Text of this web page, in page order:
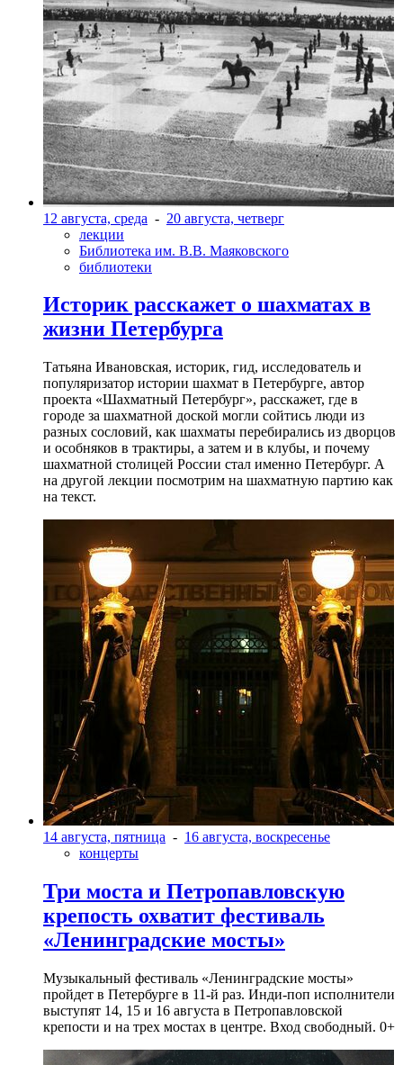
12 августа, среда - 20 августа, четверг
лекции
Библиотека им. В.В. Маяковского
библиотеки
Историк расскажет о шахматах в
жизни Петербурга
Татьяна Ивановская, историк, гид, исследователь и
популяризатор истории шахмат в Петербурге, автор
проекта «Шахматный Петербург», расскажет, где в
городе за шахматной доской могли сойтись люди из
разных сословий, как шахматы перебирались из дворцов
и особняков в трактиры, а затем и в клубы, и почему
шахматной столицей России стал именно Петербург. А
на другой лекции посмотрим на шахматную партию как
на текст.
14 августа, пятница - 16 августа, воскресенье
концерты
Три моста и Петропавловскую
крепость охватит фестиваль
«Ленинградские мосты»
Музыкальный фестиваль «Ленинградские мосты»
пройдет в Петербурге в 11-й раз. Инди-поп исполнители
выступят 14, 15 и 16 августа в Петропавловской
крепости и на трех мостах в центре. Вход свободный. 0+